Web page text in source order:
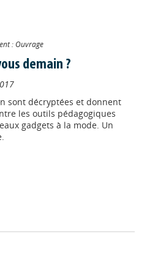
: Ouvrage
demain ?
sont décryptées et donnent
les outils pédagogiques
gadgets à la mode. Un